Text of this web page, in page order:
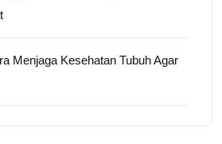
Menjaga Kesehatan Tubuh Agar